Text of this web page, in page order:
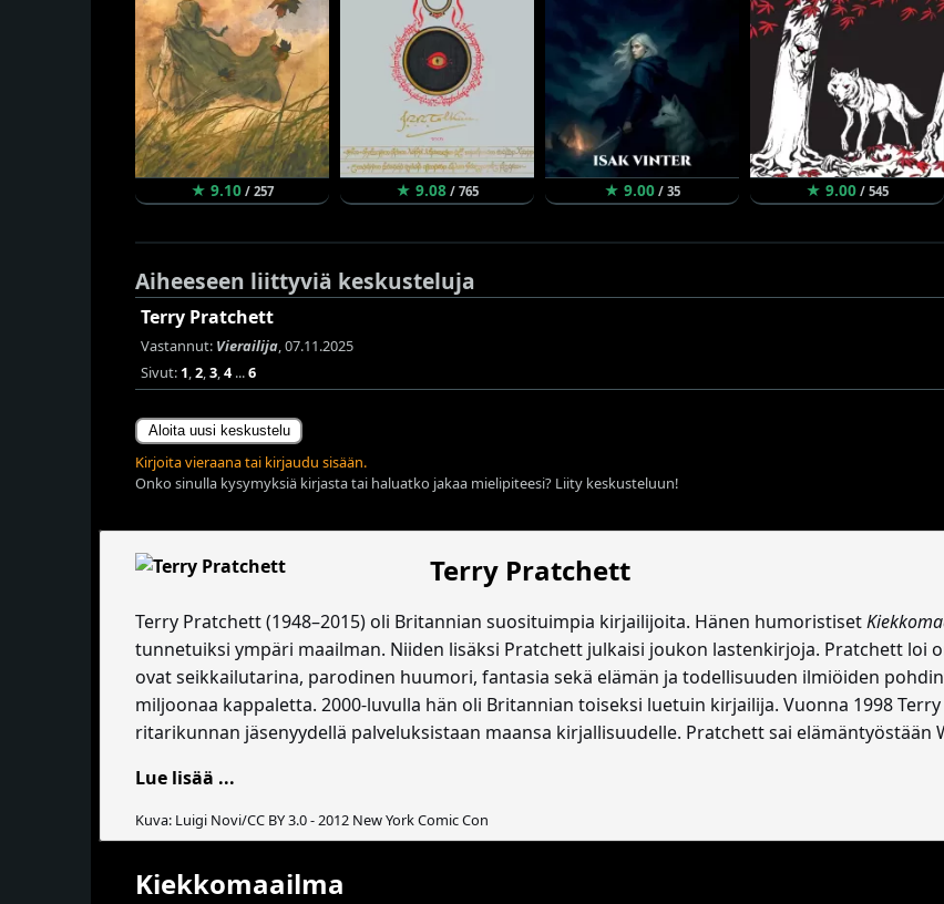
★ 9.10 / 257 ★ 9.08 / 765 ★ 9.00 / 35 ★ 9.00 / 545
Aiheeseen liittyviä keskusteluja
Terry Pratchett
Vastannut: Vierailija , 07.11.2025
Sivut: 1 2 3 4...6
Aloita uusi keskustelu
Kirjoita vieraana tai kirjaudu sisään.
Onko sinulla kysymyksiä kirjasta tai haluatko jakaa mielipiteesi? Liity keskusteluun!
Terry Pratchett
Terry Pratchett (1948–2015) oli Britannian suosituimpia kirjailijoita. Hänen humoristiset
tunnetuiksi ympäri maailman. Niiden lisäksi Pratchett julkaisi joukon lastenkirjoja. Pratchett loi
ovat seikkailutarina, parodinen huumori, fantasia sekä elämän ja todellisuuden ilmiöiden
miljoonaa kappaletta. 2000-luvulla hän oli Britannian toiseksi luetuin kirjailija. Vuonna 1998
ritarikunnan jäsenyydellä palveluksistaan maansa kirjallisuudelle. Pratchett sai elämäntyöstään
Lue lisää ...
Kuva: Luigi Novi/CC BY 3.0 - 2012 New York Comic Con
Kiekkomaailma